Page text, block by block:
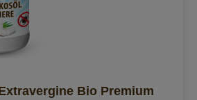
Bio Premium